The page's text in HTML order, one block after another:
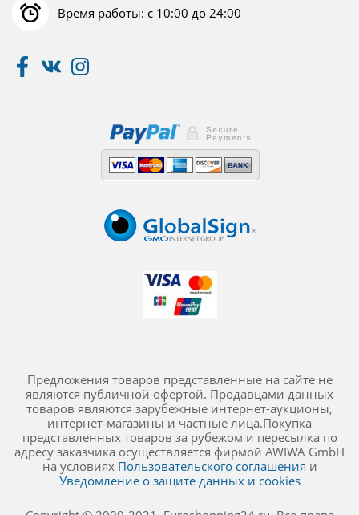
Время работы: с 10:00 до 24:00
Предложения товаров представленные на сайте не
являются публичной офертой. Продавцами данных
товаров являются зарубежные интернет-аукционы,
интернет-магазины и частные лица.Покупка
представленных товаров за рубежом и пересылка по
адресу заказчика осуществляется фирмой AWIWA GmbH
на условиях Пользовательского соглашения и
Уведомление о защите данных и cookies